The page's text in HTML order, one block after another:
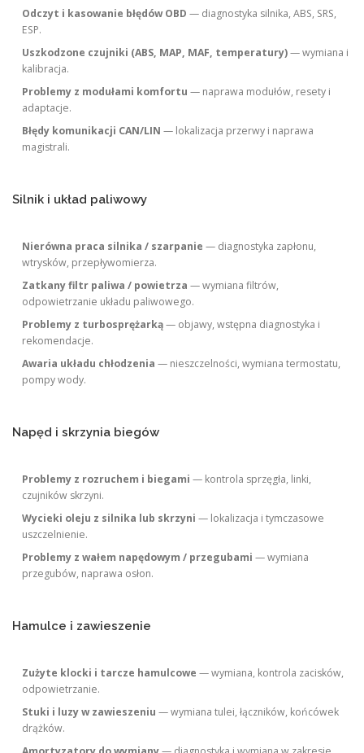
Odczyt i kasowanie błędów OBD — diagnostyka silnika, ABS, SRS,
ESP.
Uszkodzone czujniki (ABS, MAP, MAF, temperatury)— wymiana i
kalibracja.
Problemy z modułami komfortu — naprawa modułów, resety i
adaptacje.
Błędy komunikacji CAN/LIN — lokalizacja przerwy i naprawa
magistrali.
Silnik i układ paliwowy
Nierówna praca silnika / szarpanie — diagnostyka zapłonu,
wtrysków, przepływomierza.
Zatkany filtr paliwa / powietrza — wymiana filtrów,
odpowietrzanie układu paliwowego.
Problemy z turbosprężarką— objawy, wstępna diagnostyka i
rekomendacje.
Awaria układu chłodzenia — nieszczelności, wymiana termostatu,
pompy wody.
Napęd i skrzynia biegów
Problemy z rozruchem i biegami — kontrola sprzęgła, linki,
czujników skrzyni.
Wycieki oleju z silnika lub skrzyni — lokalizacja i tymczasowe
uszczelnienie.
Problemy z wałem napędowym / przegubami — wymiana
przegubów, naprawa osłon.
Hamulce i zawieszenie
Zużyte klocki i tarcze hamulcowe — wymiana, kontrola zacisków,
odpowietrzanie.
Stuki i luzy w zawieszeniu — wymiana tulei, łączników, końcówek
drążków.